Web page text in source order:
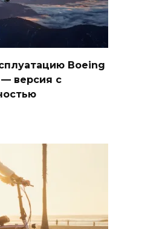
Boeing
версия с